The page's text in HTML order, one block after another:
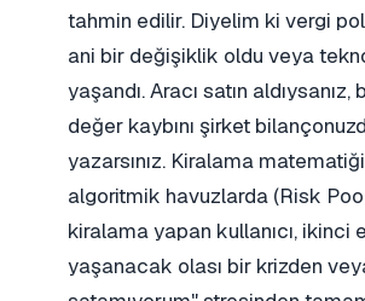
tahmin edilir. Diyelim ki vergi
ani bir değişiklik oldu veya
yaşandı. Aracı satın
değer kaybını şirket
yazarsınız. Kiralama
algoritmik havuzlarda (Risk
kiralama yapan kullanıcı, ikinci
yaşanacak olası bir krizden